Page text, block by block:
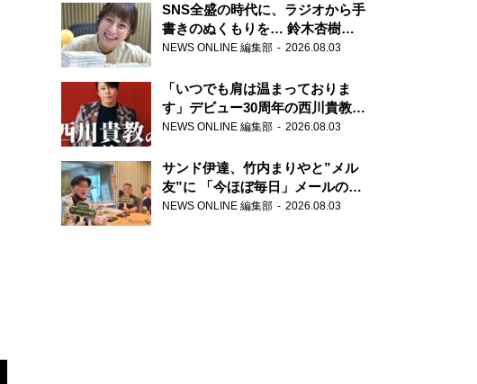
SNS全盛の時代に、ラジオから手
書きのぬくもりを… 鈴木杏樹の
直筆はがきが届く！
郵便局
NEWS ONLINE 編集部 2026.08.03
「いつでも肩は温まっておりま
す」デビュー30周年の西川貴教が
『オールナイトニッポン』に登
NEWS ONLINE 編集部 2026.08.03
サンド伊達、竹内まりやと”メル
友”に 「今ほぼ毎日」メールのや
り取り明かす
NEWS ONLINE 編集部 2026.08.03